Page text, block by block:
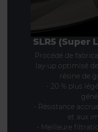
SLR5 (Super
Procédé de
lay-up optimisé
résine de
- 20 % plus
- Résistance
et aux
- Meilleure